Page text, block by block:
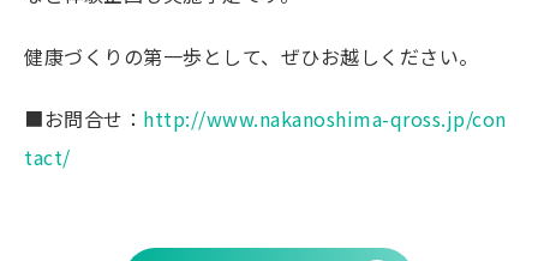
健康づくりの第一歩として、ぜひお越しください。
■お問合せ： http://www.nakanoshima-qross.jp/con
tact/